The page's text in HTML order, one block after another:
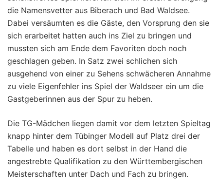
die Namensvetter aus Biberach und Bad Waldsee.
Dabei versäumten es die Gäste, den Vorsprung den sie
sich erarbeitet hatten auch ins Ziel zu bringen und
mussten sich am Ende dem Favoriten doch noch
geschlagen geben. In Satz zwei schlichen sich
ausgehend von einer zu Sehens schwächeren Annahme
zu viele Eigenfehler ins Spiel der Waldseer ein um die
Gastgeberinnen aus der Spur zu heben.
Die TG-Mädchen liegen damit vor dem letzten Spieltag
knapp hinter dem Tübinger Modell auf Platz drei der
Tabelle und haben es dort selbst in der Hand die
angestrebte Qualifikation zu den Württembergischen
Meisterschaften unter Dach und Fach zu bringen.